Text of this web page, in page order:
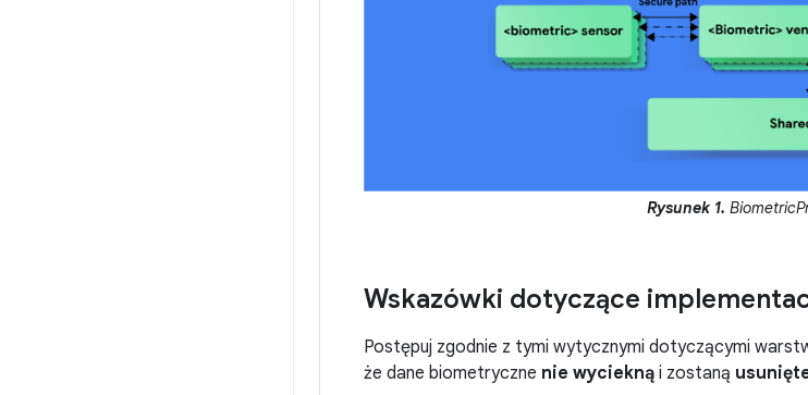
Rysunek 1.
Wskazówki dotyczące
Postępuj zgodnie z tymi wytycznymi dotyczącymi
że dane biometryczne nie wyciekną i zostaną